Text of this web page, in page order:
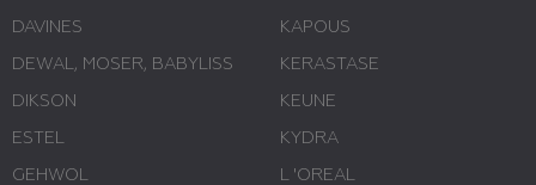
DAVINES
DEWAL, MOSER, BABYLISS
DIKSON
ESTEL
GEHWOL
KAPOUS
KERASTASE
KEUNE
KYDRA
L 'ОREAL